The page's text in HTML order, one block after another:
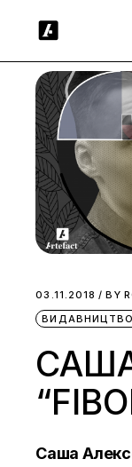
03.11.2018 BY
Саша